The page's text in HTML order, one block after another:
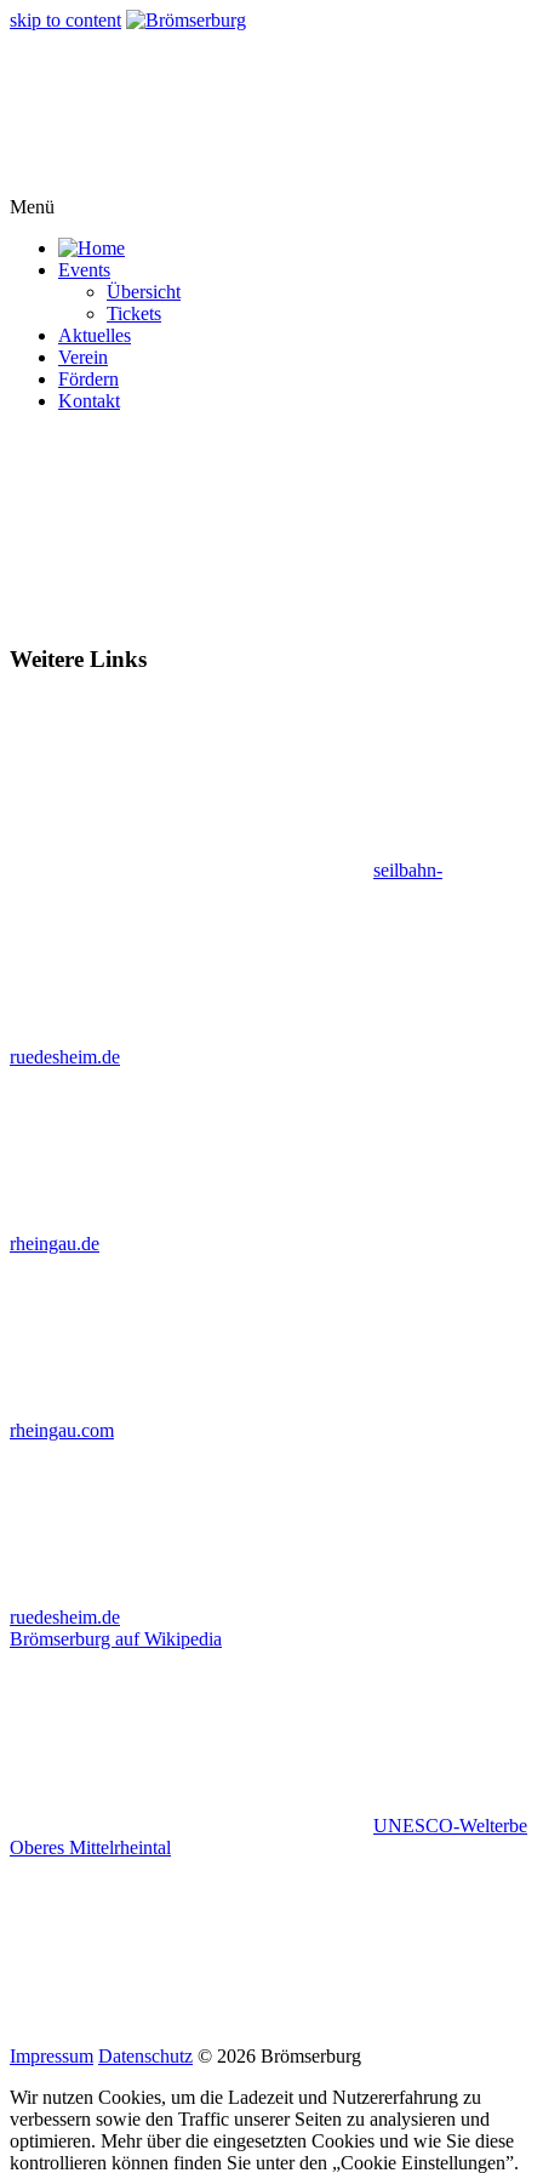
skip to content
Menü
Events
Übersicht
Tickets
Aktuelles
Verein
Fördern
Kontakt
Weitere Links
seilbahn-
ruedesheim.de
rheingau.de
rheingau.com
ruedesheim.de
Brömserburg auf Wikipedia
UNESCO-Welterbe
Oberes Mittelrheintal
Impressum Datenschutz © 2026 Brömserburg
Wir nutzen Cookies, um die Ladezeit und Nutzererfahrung zu
verbessern sowie den Traffic unserer Seiten zu analysieren und
optimieren. Mehr über die eingesetzten Cookies und wie Sie diese
kontrollieren können finden Sie unter den „Cookie Einstellungen”.